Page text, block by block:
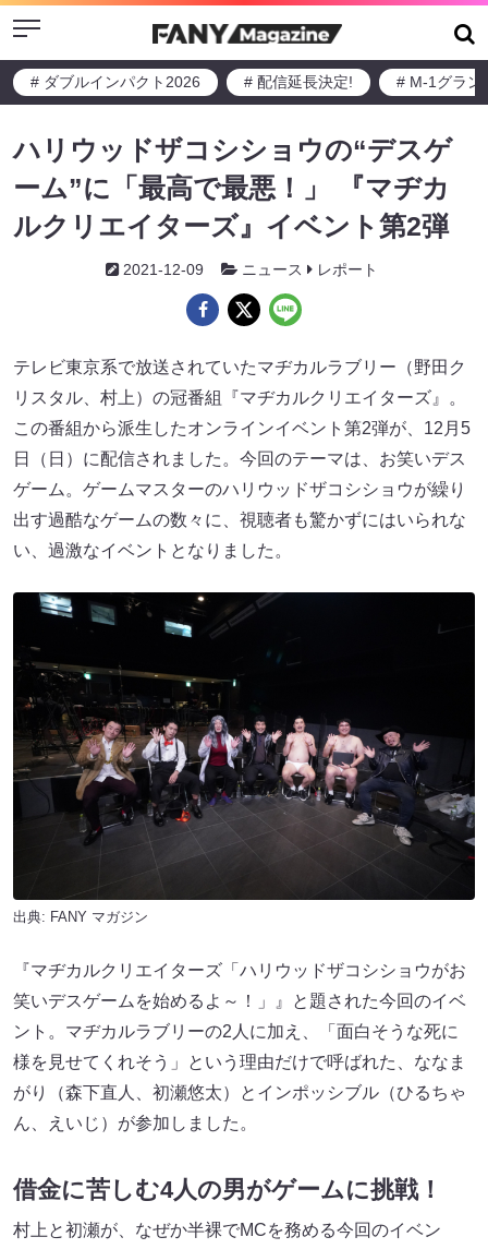
Menu
# ダブルインパクト2026 # 配信延長決定! # M-1グラン
ハリウッドザコシショウの“デスゲ
ーム”に「最高で最悪！」 『マヂカ
ルクリエイターズ』イベント第2弾
2021-12-09 ニュース レポート
テレビ東京系で放送されていたマヂカルラブリー（野田ク
リスタル、村上）の冠番組『マヂカルクリエイターズ』。
この番組から派生したオンラインイベント第2弾が、12月5
日（日）に配信されました。今回のテーマは、お笑いデス
ゲーム。ゲームマスターのハリウッドザコシショウが繰り
出す過酷なゲームの数々に、視聴者も驚かずにはいられな
い、過激なイベントとなりました。
出典: FANY マガジン
『マヂカルクリエイターズ「ハリウッドザコシショウがお
笑いデスゲームを始めるよ～！」』と題された今回のイベ
ント。マヂカルラブリーの2人に加え、「⾯⽩そうな死に
様を⾒せてくれそう」という理由だけで呼ばれた、ななま
がり（森下直人、初瀬悠太）とインポッシブル（ひるちゃ
ん、えいじ）が参加しました。
借金に苦しむ4人の男がゲームに挑戦！
村上と初瀬が、なぜか半裸でMCを務める今回のイベン